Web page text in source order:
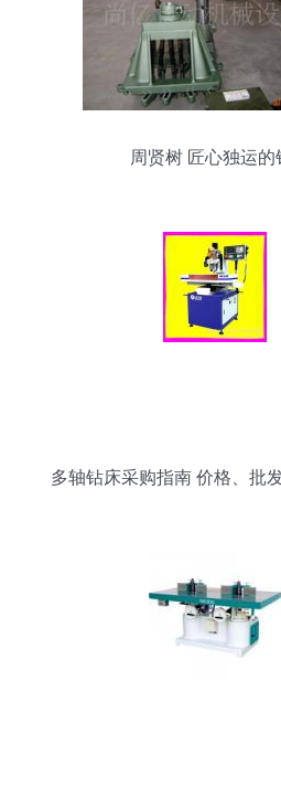
周贤树 匠心独运
多轴钻床采购指南 价格、批